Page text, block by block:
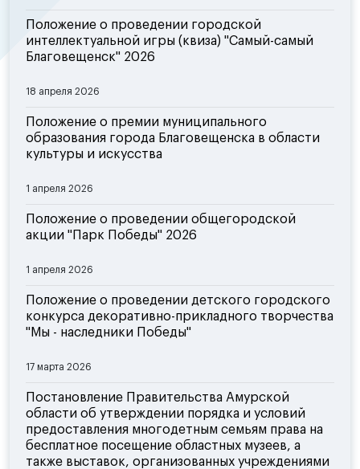
Положение о проведении городской
интеллектуальной игры (квиза) "Самый-самый
Благовещенск" 2026
18 апреля 2026
Положение о премии муниципального
образования города Благовещенска в области
культуры и искусства
1 апреля 2026
Положение о проведении общегородской
акции "Парк Победы" 2026
1 апреля 2026
Положение о проведении детского городского
конкурса декоративно-прикладного творчества
"Мы - наследники Победы"
17 марта 2026
Постановление Правительства Амурской
области об утверждении порядка и условий
предоставления многодетным семьям права на
бесплатное посещение областных музеев, а
также выставок, организованных учреждениями